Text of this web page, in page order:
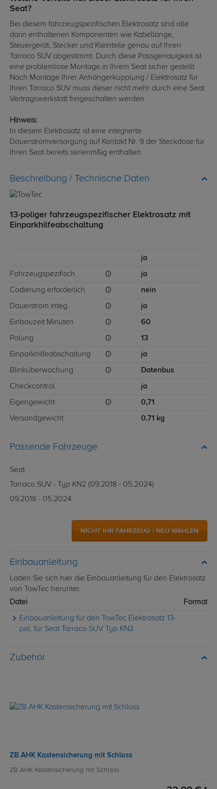
Seat?
Bei diesem fahrzeugspezifischen Elektrosatz sind alle
darin enthaltenen Komponenten wie Kabellänge,
Steuergerät, Stecker und Kleinteile genau auf Ihren
Tarraco SUV abgestimmt. Durch diese Passgenauigkeit ist
eine problemlose Montage in Ihrem Seat sicher gestellt.
Nach Montage Ihrer Anhängerkupplung / Elektrosatz für
Ihren Tarraco SUV muss dieser nicht mehr durch eine Seat
Vertragswerkstatt freigeschalten werden.
Hinweis:
In diesem Elektrosatz ist eine integrierte
Dauerstromversorgung auf Kontakt Nr. 9 der Steckdose für
Ihren Seat bereits serienmßig enthalten.
Technische Daten
13-poliger fahrzeugspezifischer Elektrosatz mit
Einparkhilfeabschaltung
ja
Fahrzeugspezifisch ja
Codierung erforderlich nein
Dauerstrom integ. ja
Einbauzeit Minuten 60
Polung 13
Einparkhilfeabschaltung ja
Blinküberwachung Datenbus
Checkcontrol ja
Eigengewicht 0,71
Versandgewicht 0.71 kg
Passende Fahrzeuge
Seat
Tarraco SUV - Typ KN2 (09.2018 - 05.2024)
09.2018 - 05.2024
NICHT IHR FAHRZEUG / NEU WÄHLEN
Einbauanleitung
Laden Sie sich hier die Einbauanleitung für den Elektrosatz
von TowTec herunter.
Datei
Format
Einbauanleitung für den TowTec Elektrosatz 13-
pol. für Seat Tarraco SUV Typ KN2
Zubehör
ZB AHK Kastensicherung mit Schloss
ZB AHK Kastensicherung mit Schloss